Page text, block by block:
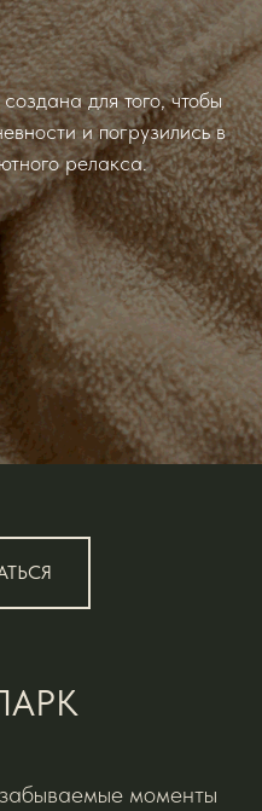
для того, чтобы
и погрузились в
релакса.
моменты